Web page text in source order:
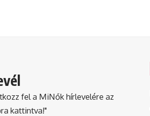
fel a MiNők hírlevelére az
kattintva!"